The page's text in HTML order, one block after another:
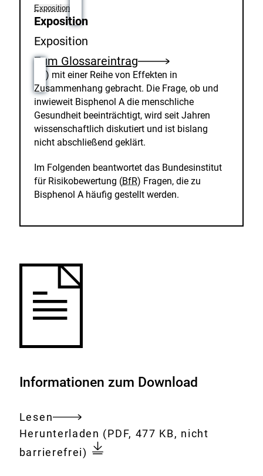
Exposition
Exposition
Exposition
Zum Glossareintrag
) mit einer Reihe von Effekten in
Zusammenhang gebracht. Die Frage, ob und
inwieweit Bisphenol A die menschliche
Gesundheit beeinträchtigt, wird seit Jahren
wissenschaftlich diskutiert und ist bislang
nicht abschließend geklärt.
Im Folgenden beantwortet das Bundesinstitut
für Risikobewertung (BfR) Fragen, die zu
Bisphenol A häufig gestellt werden.
Informationen zum Download
Lesen
Gesamtes
Dokument
Download:
Herunterladen (PDF, 477 KB, nicht
barrierefrei)